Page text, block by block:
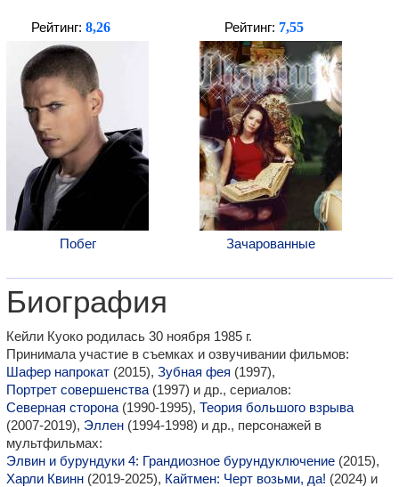
Рейтинг: 8,26
Побег
Рейтинг: 7,55
Зачарованные
Биография
Кейли Куоко родилась 30 ноября 1985 г.
Принимала участие в съемках и озвучивании фильмов:
Шафер напрокат (2015), Зубная фея (1997),
Портрет совершенства (1997) и др., сериалов:
Северная сторона (1990-1995), Теория большого взрыва
(2007-2019), Эллен (1994-1998) и др., персонажей в
мультфильмах:
Элвин и бурундуки 4: Грандиозное бурундуключение (2015),
Харли Квинн (2019-2025), Кайтмен: Черт возьми, да! (2024) и